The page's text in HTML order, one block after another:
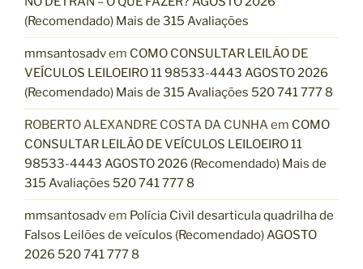
(Recomendado) Mais de 315 Avaliações
mmsantosadvem COMO CONSULTAR LEILÃO DE
VEÍCULOS LEILOEIRO 11 98533-4443 AGOSTO 2026
(Recomendado) Mais de 315 Avaliações 520 741 777 8
ROBERTO ALEXANDRE COSTA DA CUNHAem COMO
CONSULTAR LEILÃO DE VEÍCULOS LEILOEIRO 11
98533-4443 AGOSTO 2026 (Recomendado) Mais de
315 Avaliações 520 741 777 8
mmsantosadvem Polícia Civil desarticula quadrilha de
Falsos Leilões de veículos (Recomendado) AGOSTO
2026 520 741 777 8